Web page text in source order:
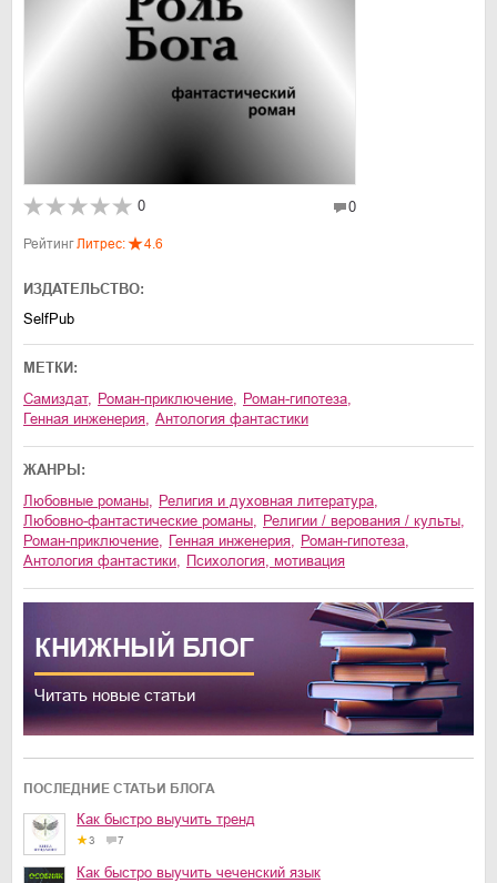
0 0
РейтингЛитрес: 4.6
ИЗДАТЕЛЬСТВО:
SelfPub
МЕТКИ:
Самиздат, роман-приключение, роман-гипотеза,
генная инженерия, антология фантастики
ЖАНРЫ:
любовные романы, религия и духовная литература,
любовно-фантастические романы, религии / верования / культы,
роман-приключение, генная инженерия, роман-гипотеза,
антология фантастики, психология, мотивация
КНИЖНЫЙ БЛОГ
Читать новые статьи
ПОСЛЕДНИЕ СТАТЬИ БЛОГА
Как быстро выучить тренд
3 7
Как быстро выучить чеченский язык